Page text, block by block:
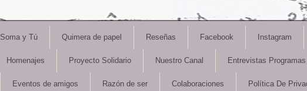
Soma y Tú Quimera de papel Reseñas Facebook Instagram
Homenajes Proyecto Solidario Nuestro Canal Entrevistas
Eventos de amigos Razón de ser Colaboraciones Política De